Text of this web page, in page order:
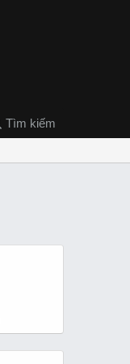
Tìm kiếm